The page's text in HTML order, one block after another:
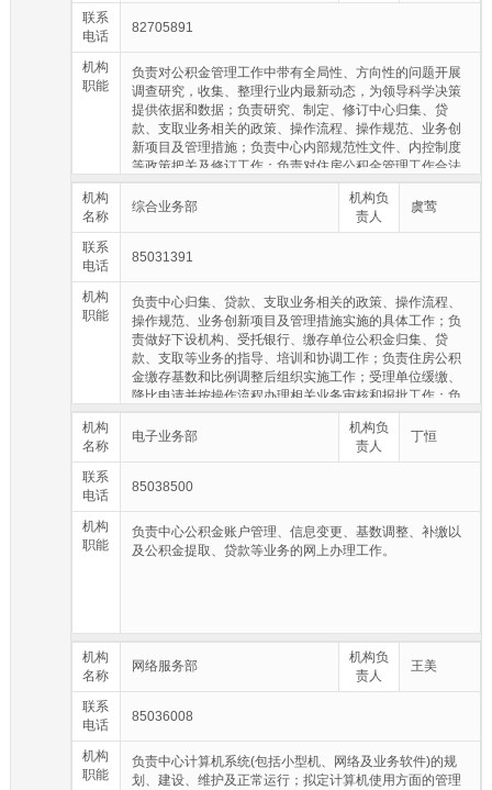
联系
电话
82705891
机构
职能
负责对公积金管理工作中带有全局性、方向性的问题开展
调查研究，收集、整理行业内最新动态，为领导科学决策
提供依据和数据；负责研究、制定、修订中心归集、贷
款、支取业务相关的政策、操作流程、操作规范、业务创
新项目及管理措施；负责中心内部规范性文件、内控制度
等政策把关及修订工作；负责对住房公积金管理工作合法
性、合规性的内部监督；负责上报中心年度重点工作目标
任务,制订、下达中心年度业务目标任务；负责做好各类业
务数据的统计分析工作；负责拟订住房公积金缴存基数和
政策的行为进行调查取证、立案查处、行政复议、申请强
制执行等工作。
机构
名称
综合业务部
机构负
责人
虞莺
联系
电话
85031391
机构
职能
负责中心归集、贷款、支取业务相关的政策、操作流程、
操作规范、业务创新项目及管理措施实施的具体工作；负
责做好下设机构、受托银行、缴存单位公积金归集、贷
款、支取等业务的指导、培训和协调工作；负责住房公积
金缴存基数和比例调整后组织实施工作；受理单位缓缴、
降比申请并按操作流程办理相关业务审核和报批工作；负
责网上公积金对公、对私业务的办理工作等。
机构
名称
电子业务部
机构负
责人
丁恒
联系
电话
85038500
机构
职能
负责中心公积金账户管理、信息变更、基数调整、补缴以
及公积金提取、贷款等业务的网上办理工作。
机构
名称
网络服务部
机构负
责人
王美
联系
电话
85036008
机构
职能
负责中心计算机系统(包括小型机、网络及业务软件)的规
划、建设、维护及正常运行；拟定计算机使用方面的管理